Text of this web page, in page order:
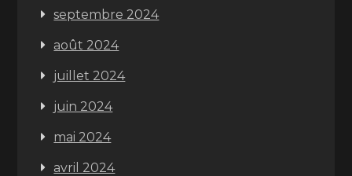
septembre 2024
août 2024
juillet 2024
juin 2024
mai 2024
avril 2024